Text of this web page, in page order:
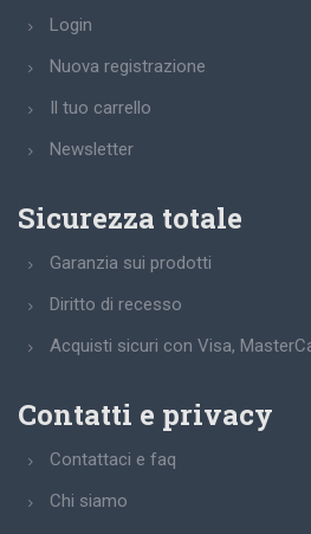
Login
Nuova registrazione
Il tuo carrello
Newsletter
Sicurezza totale
Garanzia sui prodotti
Diritto di recesso
Acquisti sicuri con Visa,
Contatti e privacy
Contattaci e faq
Chi siamo